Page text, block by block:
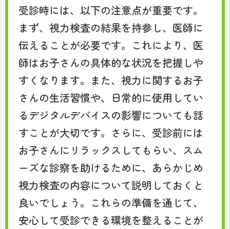
受診時には、以下の注意点が重要です。
まず、視力検査の結果を持参し、医師に
伝えることが必要です。これにより、医
師はお子さんの具体的な状況を把握しや
すくなります。また、視力に関するお子
さんの生活習慣や、日常的に使用してい
るデジタルデバイスの影響についても話
すことが大切です。さらに、受診前には
お子さんにリラックスしてもらい、スム
ーズな診察を助けるために、あらかじめ
視力検査の内容について説明しておくと
良いでしょう。これらの準備を通じて、
安心して受診できる環境を整えることが